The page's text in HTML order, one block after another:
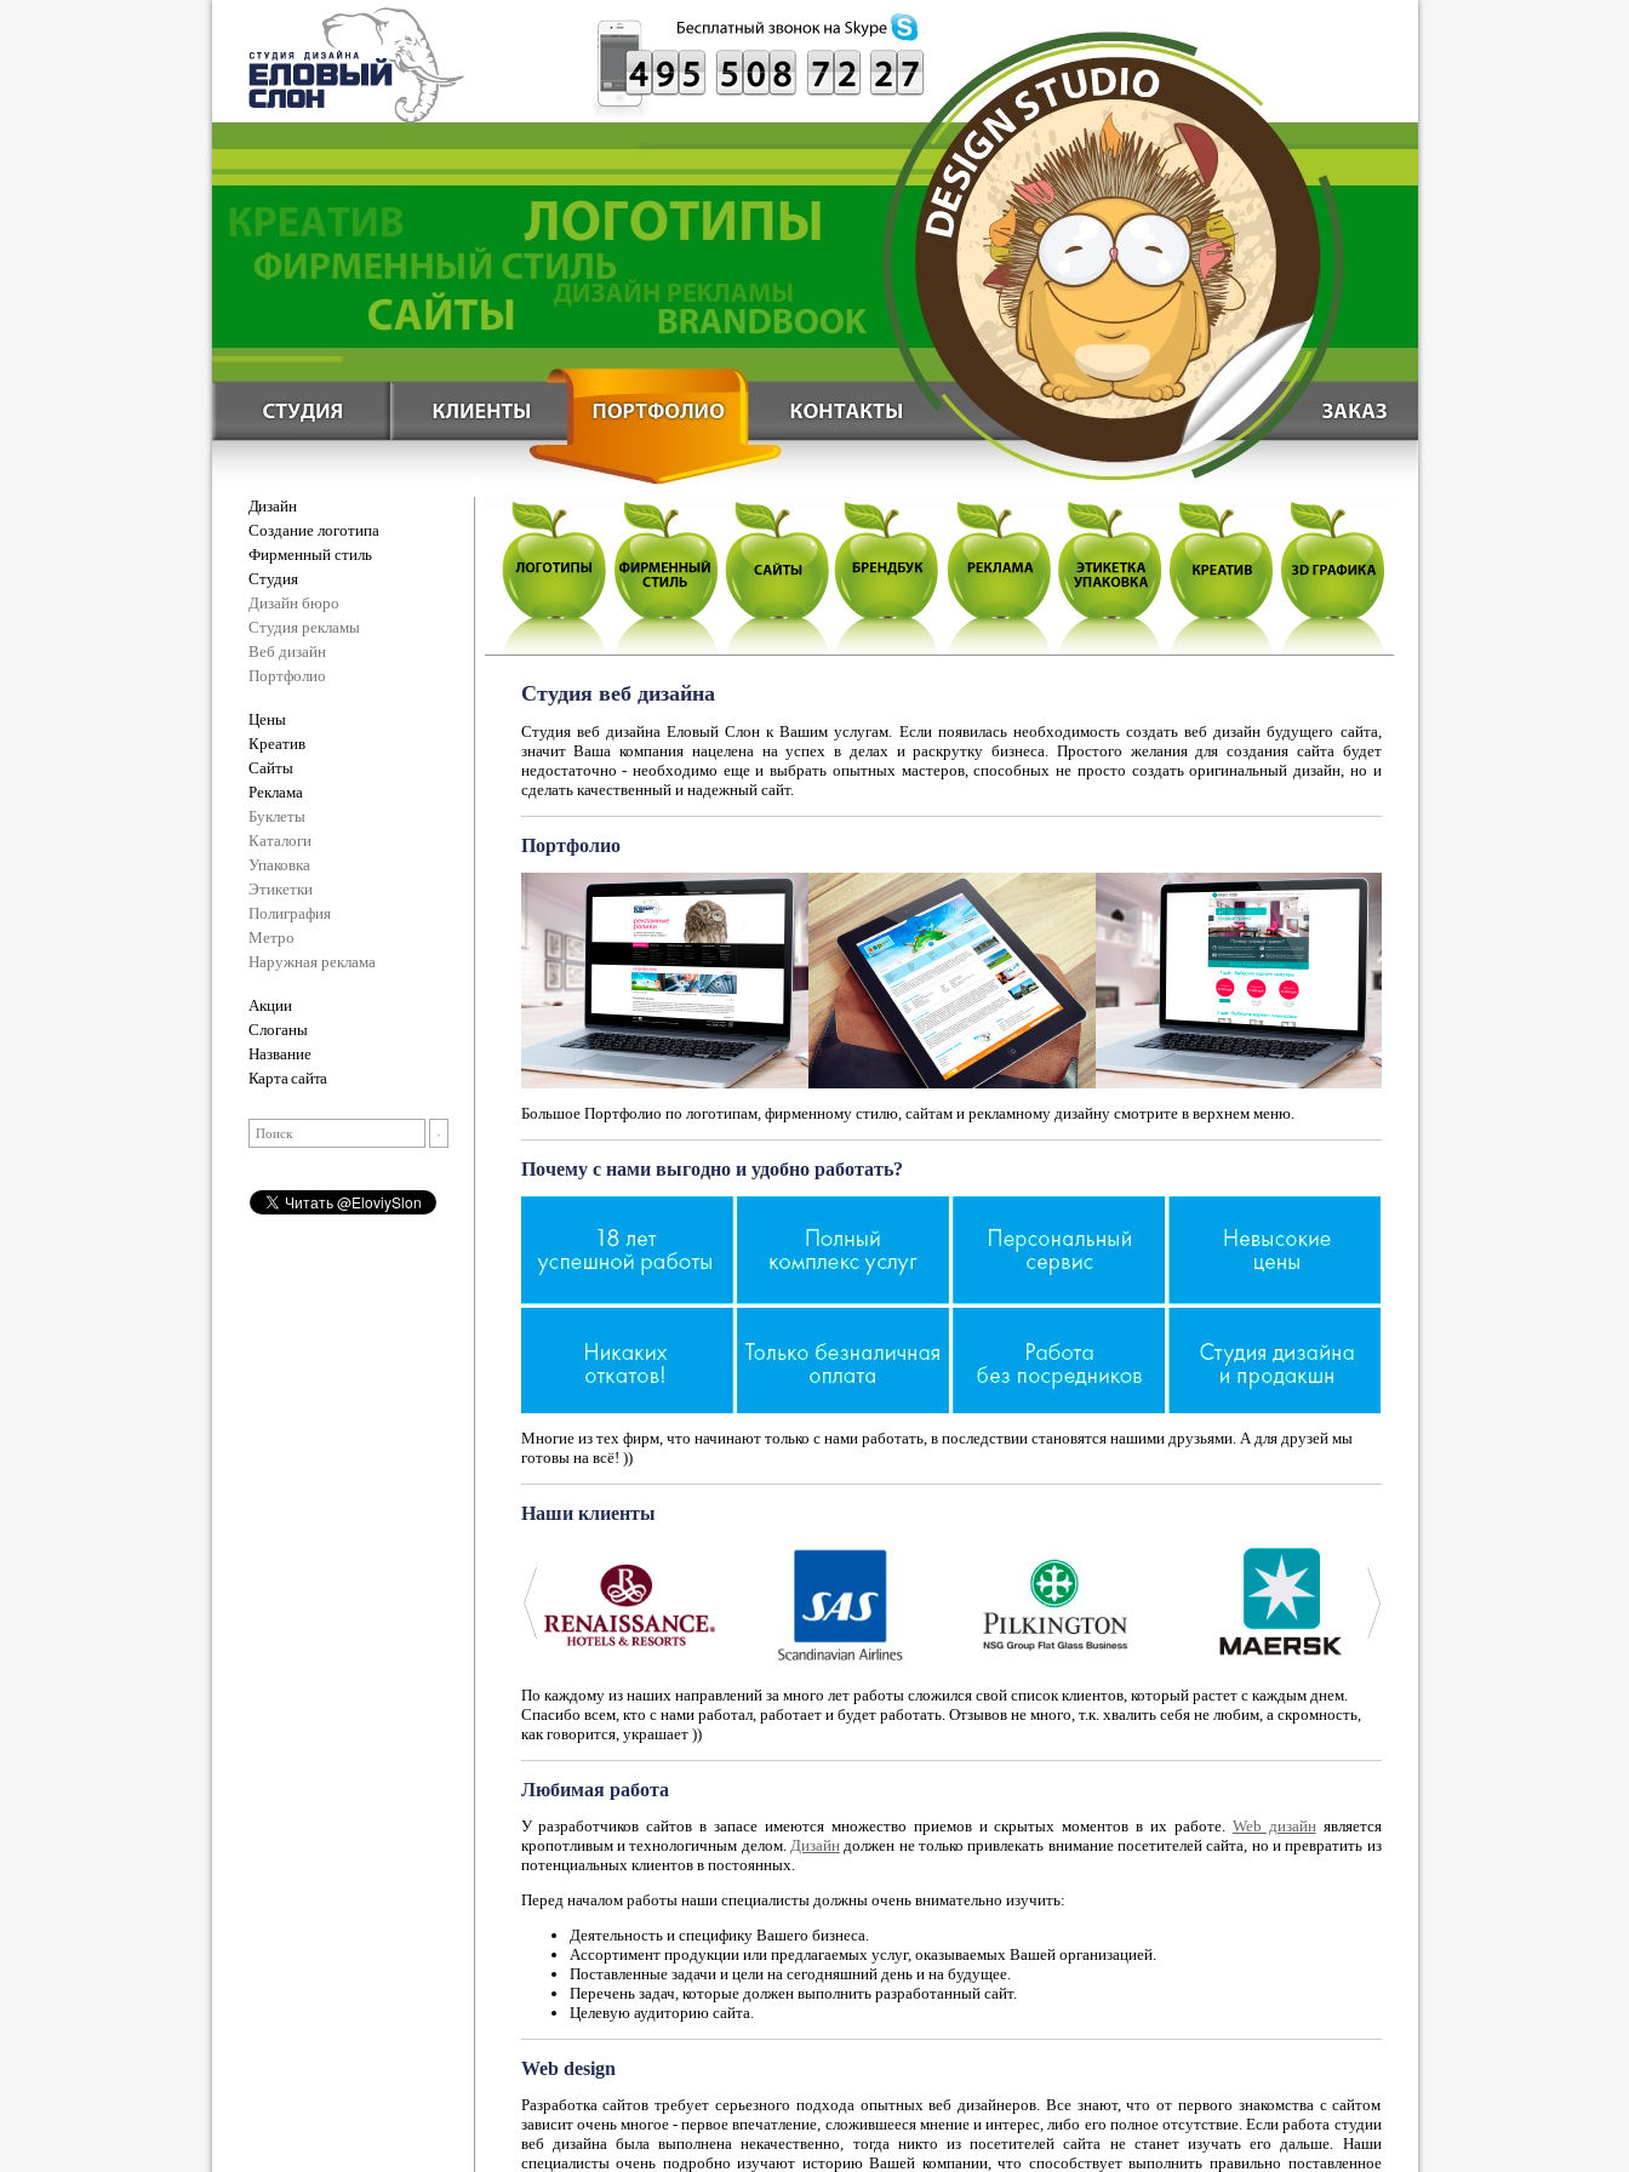
Дизайн
Создание логотипа
Фирменный стиль
Студия
Дизайн бюро
Студия рекламы
Веб дизайн
Портфолио
Цены
Креатив
Сайты
Реклама
Буклеты
Каталоги
Упаковка
Этикетки
Полиграфия
Метро
Наружная реклама
Акции
Слоганы
Название
Карта сайта
Студия веб дизайна
Студия веб дизайна Еловый Слон к Вашим услугам. Если появилась необходимость создать веб дизайн будущего сайта,
значит Ваша компания нацелена на успех в делах и раскрутку бизнеса. Простого желания для создания сайта будет
недостаточно - необходимо еще и выбрать опытных мастеров, способных не просто создать оригинальный дизайн, но и
сделать качественный и надежный сайт.
Портфолио
Большое Портфолио по логотипам, фирменному стилю, сайтам и рекламному дизайну смотрите в верхнем меню.
Почему с нами выгодно и удобно работать?
Многие из тех фирм, что начинают только с нами работать, в последствии становятся нашими друзьями. А для друзей мы
готовы на всё! ))
Наши клиенты
По каждому из наших направлений за много лет работы сложился свой список клиентов, который растет с каждым днем.
Спасибо всем, кто с нами работал, работает и будет работать. Отзывов не много, т.к. хвалить себя не любим, а скромность,
как говорится, украшает ))
Любимая работа
У разработчиков сайтов в запасе имеются множество приемов и скрытых моментов в их работе. Web дизайнявляется
кропотливым и технологичным делом. Дизайндолжен не только привлекать внимание посетителей сайта, но и превратить из
потенциальных клиентов в постоянных.
Перед началом работы наши специалисты должны очень внимательно изучить:
Деятельность и специфику Вашего бизнеса.
Ассортимент продукции или предлагаемых услуг, оказываемых Вашей организацией.
Поставленные задачи и цели на сегодняшний день и на будущее.
Перечень задач, которые должен выполнить разработанный сайт.
Целевую аудиторию сайта.
Web design
Разработка сайтов требует серьезного подхода опытных веб дизайнеров. Все знают, что от первого знакомства с сайтом
зависит очень многое - первое впечатление, сложившееся мнение и интерес, либо его полное отсутствие. Если работа студии
веб дизайна была выполнена некачественно, тогда никто из посетителей сайта не станет изучать его дальше. Наши
специалисты очень подробно изучают историю Вашей компании, что способствует выполнить правильно поставленное